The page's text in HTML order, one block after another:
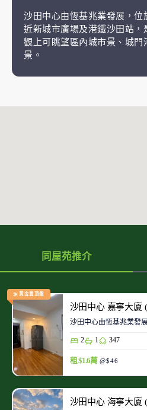
沙田中心由恆基兆業發展，位
近新城市廣場及港鐵沙田站，
觀上可眺望區內城市景、城門
景。
同屋苑推介
黃金置頂盤
沙田中心 嘉寧大廈
沙田中心由恆基兆業發
2 1 347
租 $1.6萬 @$46
沙田中心 海寧大廈